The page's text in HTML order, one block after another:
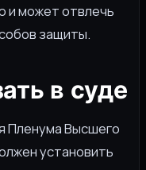
и может отвлечь
защиты.
в суде
Пленума Высшего
установить